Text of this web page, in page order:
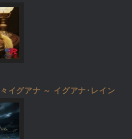
イグアナ ～ イグアナ･レイン